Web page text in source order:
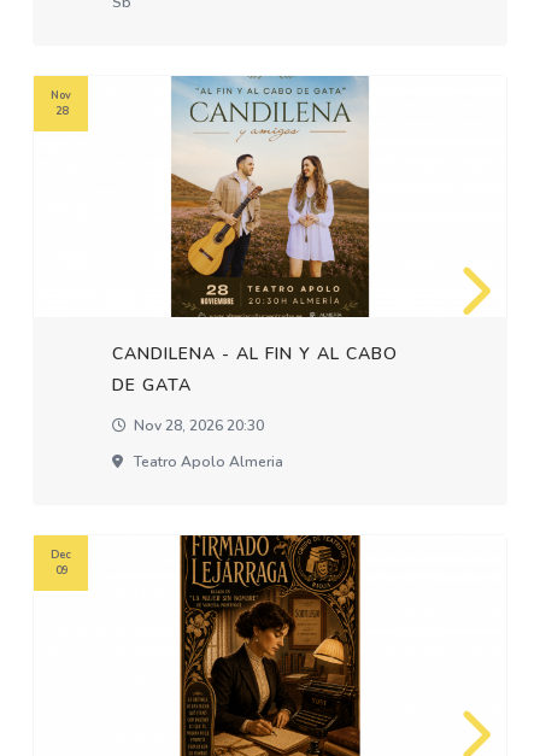
CANDILENA - AL FIN Y AL CABO
DE GATA
Nov 28, 2026 20:30
Teatro Apolo Almeria
Nov
28
Dec
09